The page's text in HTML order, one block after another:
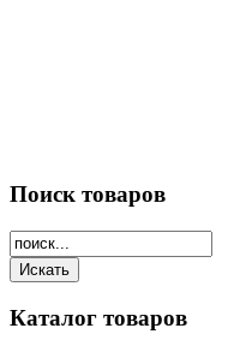
Поиск товаров
Каталог товаров